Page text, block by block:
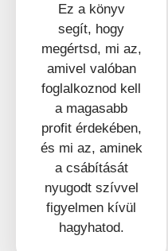
Ez a könyv
segít, hogy
megértsd, mi az,
amivel valóban
foglalkoznod kell
a magasabb
profit érdekében,
és mi az, aminek
a csábítását
nyugodt szívvel
figyelmen kívül
hagyhatod.